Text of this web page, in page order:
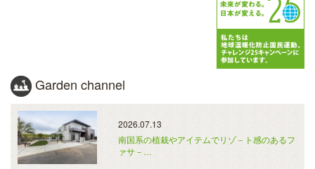
Garden channel
2026.07.13
南国系の植栽やアイテムでリゾ－ト感のあるフ
ァサ－…